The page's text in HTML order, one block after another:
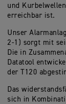
und
erreichbar ist.
Unser
2-1) sorgt mit
Die in
Datatool
der T120
Das
sich in